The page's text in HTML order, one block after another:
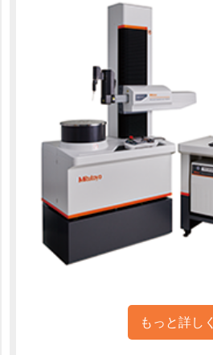
もっと詳しく